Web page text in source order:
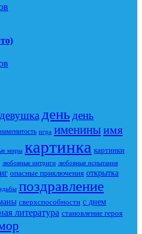
девушка день день
игра имениныимя
миры картинка картинки
любовные интриги любовные испытания
опасные приключения открытка
поздравление
сверхспособности с днем
литература становление героя